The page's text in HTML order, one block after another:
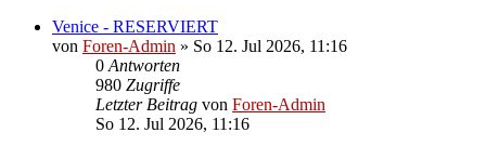
Venice - RESERVIERT
von Foren-Admin » So 12. Jul 2026, 11:16
0 Antworten
980 Zugriffe
Letzter Beitrag von Foren-Admin
So 12. Jul 2026, 11:16